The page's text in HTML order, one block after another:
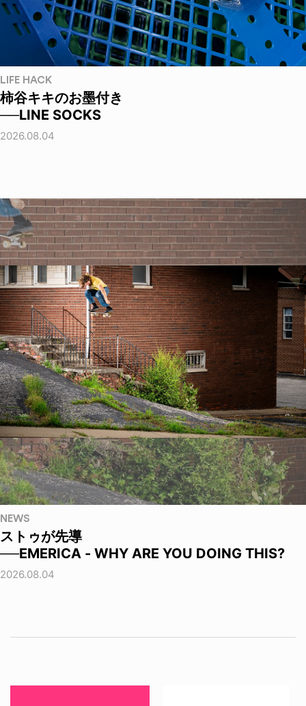
LIFE HACK
柿谷キキのお墨付き
──LINE SOCKS
2026.08.04
NEWS
ストゥが先導
──EMERICA - WHY ARE YOU DOING THIS?
2026.08.04